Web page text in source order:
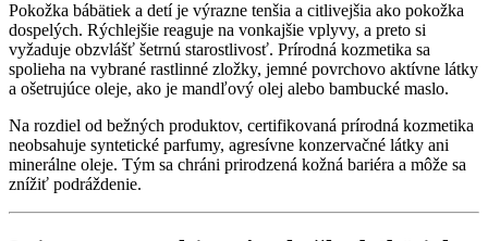
Pokožka bábätiek a detí je výrazne tenšia a citlivejšia ako pokožka
dospelých. Rýchlejšie reaguje na vonkajšie vplyvy, a preto si
vyžaduje obzvlášť šetrnú starostlivosť. Prírodná kozmetika sa
spolieha na vybrané rastlinné zložky, jemné povrchovo aktívne látky
a ošetrujúce oleje, ako je mandľový olej alebo bambucké maslo.
Na rozdiel od bežných produktov, certifikovaná prírodná kozmetika
neobsahuje syntetické parfumy, agresívne konzervačné látky ani
minerálne oleje. Tým sa chráni prirodzená kožná bariéra a môže sa
znížiť podráždenie.